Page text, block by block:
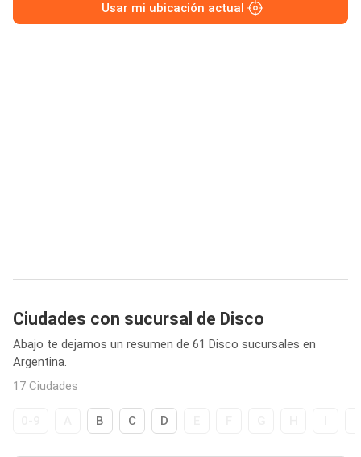
Usar mi ubicación actual
Ciudades con sucursal de Disco
Abajo te dejamos un resumen de 61 Disco sucursales en
Argentina.
17 Ciudades
B C D